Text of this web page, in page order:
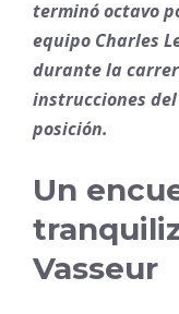
terminó octavo
equipo Charles
durante la
instrucciones
posición.
Un
Vasseur